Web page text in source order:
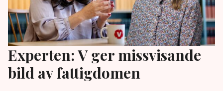
Experten: V ger missvisande
bild av fattigdomen